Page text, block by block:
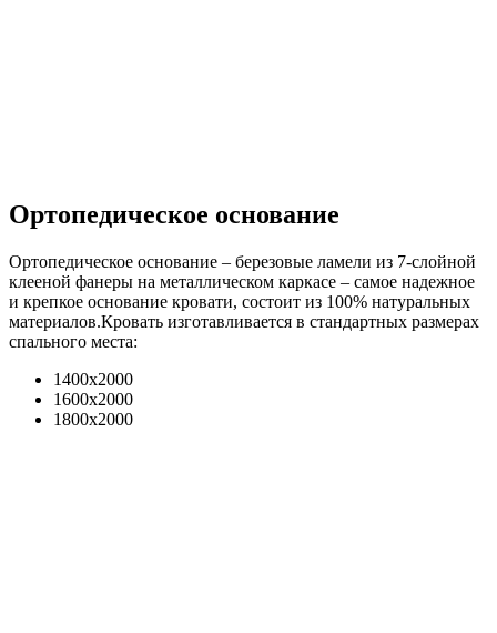
Ортопедическое основание
Ортопедическое основание – березовые ламели из 7-слойной
клееной фанеры на металлическом каркасе – самое надежное
и крепкое основание кровати, состоит из 100% натуральных
материалов.Кровать изготавливается в стандартных размерах
спального места:
1400х2000
1600х2000
1800х2000